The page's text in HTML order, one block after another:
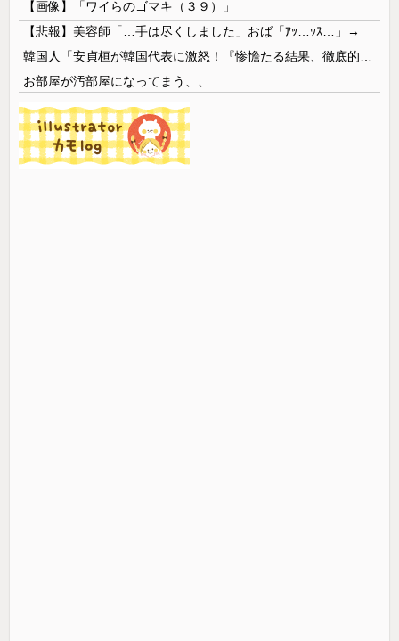
【画像】「ワイらのゴマキ（３９）」
【悲報】美容師「…手は尽くしました」おば「ｱｯ…ｯｽ…」→
お部屋が汚部屋になってまう、、